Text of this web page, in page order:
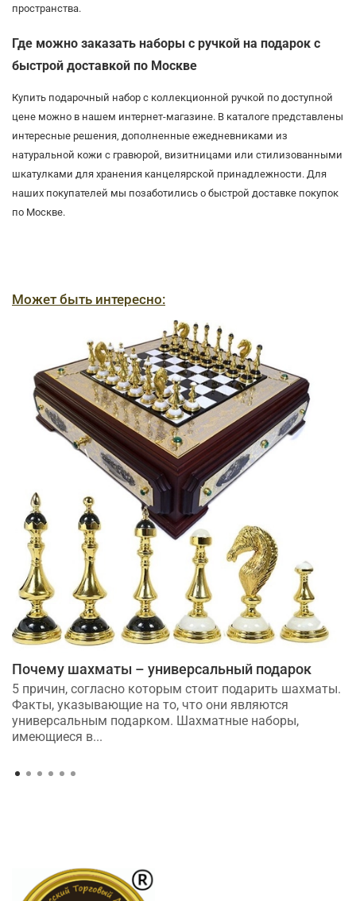
пространства.
Где можно заказать наборы с ручкой на подарок с
быстрой доставкой по Москве
Купить подарочный набор с коллекционной ручкой по доступной
цене можно в нашем интернет-магазине. В каталоге представлены
интересные решения, дополненные ежедневниками из
натуральной кожи с гравюрой, визитницами или стилизованными
шкатулками для хранения канцелярской принадлежности. Для
наших покупателей мы позаботились о быстрой доставке покупок
по Москве.
Может быть интересно:
Почему шахматы – универсальный подарок
5 причин, согласно которым стоит подарить шахматы.
Факты, указывающие на то, что они являются
универсальным подарком. Шахматные наборы,
имеющиеся в...